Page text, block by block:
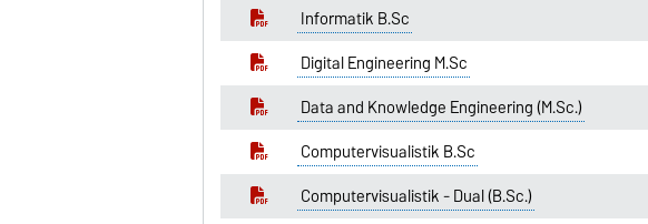
Informatik B.Sc
Digital Engineering M.Sc
Data and Knowledge Engineering (M.Sc.)
Computervisualistik B.Sc
Computervisualistik - Dual (B.Sc.)